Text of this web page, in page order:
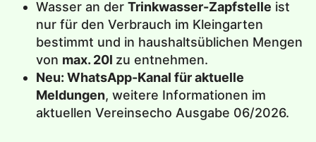
Wasser an derTrinkwasser-Zapfstelle ist
nur für den Verbrauch im Kleingarten
bestimmt und in haushaltsüblichen Mengen
von max. 20l zu entnehmen.
Neu: WhatsApp-Kanal für aktuelle
Meldungen, weitere Informationen im
aktuellen Vereinsecho Ausgabe 06/2026.